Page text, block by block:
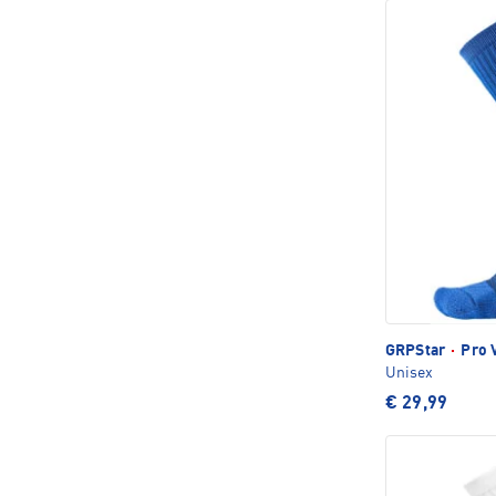
GRPStar ·
Pro
Unisex
€ 29,99